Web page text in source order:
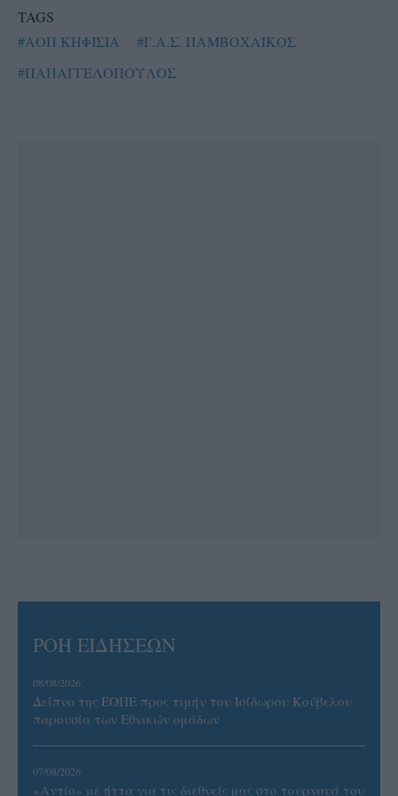
TAGS
#ΑΟΠ ΚΗΦΙΣΙΑ
#Γ.Α.Σ. ΠΑΜΒΟΧΑΪΚΟΣ
#ΠΑΠΑΓΓΕΛΟΠΟΥΛΟΣ
ΡΟΗ ΕΙΔΗΣΕΩΝ
08/08/2026
Δείπνο της ΕΟΠΕ προς τιμήν του Ισίδωρου Κούβελου
παρουσία των Εθνικών ομάδων
07/08/2026
«Αντίο» με ήττα για τις διεθνείς μας στο τουρνουά του